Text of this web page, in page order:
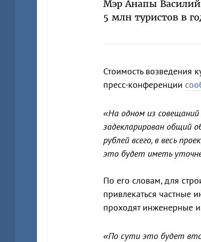
Мэр Анапы
5 млн туристов в
Стоимость возведения
пресс-конференции
«На одном из
задекларирован общий
рублей всего, в весь
это будет иметь
По его словам, для
привлекаться частные
проходят инженерные
«По сути это будет